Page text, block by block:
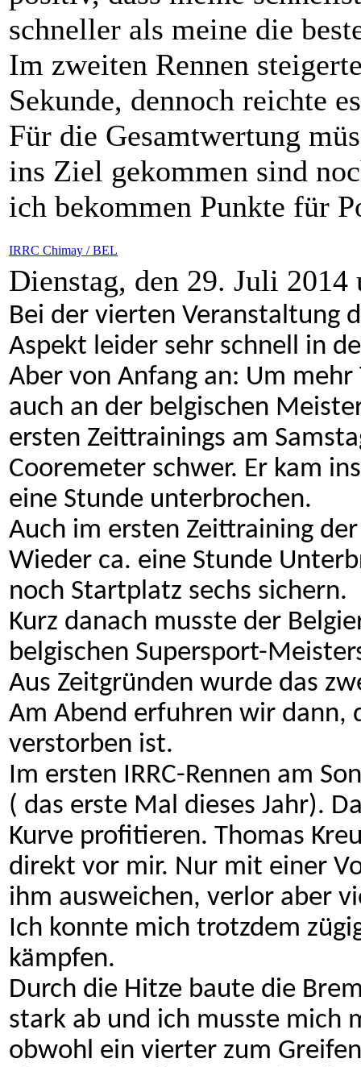
schneller als meine die
Im zweiten Rennen
Sekunde, dennoch reichte
Für die Gesamtwertung
ins Ziel gekommen sind
ich bekommen Punkte für
IRRC Chimay / BEL
Dienstag, den 29. Juli
Bei der vierten Veranstaltung
Aspekt leider sehr schnell in
Aber von Anfang an: Um
auch an der belgischen
ersten Zeittrainings am
Cooremeter schwer. Er kam
eine Stunde unterbrochen.
Auch im ersten Zeittraining
Wieder ca. eine Stunde
noch Startplatz sechs sichern.
Kurz danach musste der
belgischen Supersport-
Aus Zeitgründen wurde das
Am Abend erfuhren wir dann,
verstorben ist.
Im ersten IRRC-Rennen am
( das erste Mal dieses Jahr).
Kurve profitieren. Thomas
direkt vor mir. Nur mit einer
ihm ausweichen, verlor aber
Ich konnte mich trotzdem
kämpfen.
Durch die Hitze baute die
stark ab und ich musste mich
obwohl ein vierter zum